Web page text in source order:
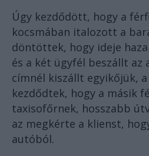
Úgy kezdődött, hogy a
kocsmában italozott a
döntöttek, hogy ideje
és a két ügyfél beszállt az
címnél kiszállt egyikőjük,
kezdődtek, hogy a másik
taxisofőrnek, hosszabb
az megkérte a klienst,
autóból.